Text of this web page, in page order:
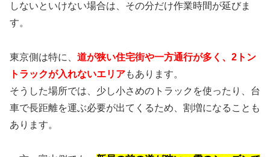
しないといけない場合は、その分だけ作業時間が延びま
す。
東京側は特に、 道が狭い住宅街や一方通行が多く、2トン
トラックが入れないエリアもあります。
そうした場所では、少し小さめのトラックを使ったり、台
車で長距離を運ぶ必要が出てくるため、割増になることも
あります。